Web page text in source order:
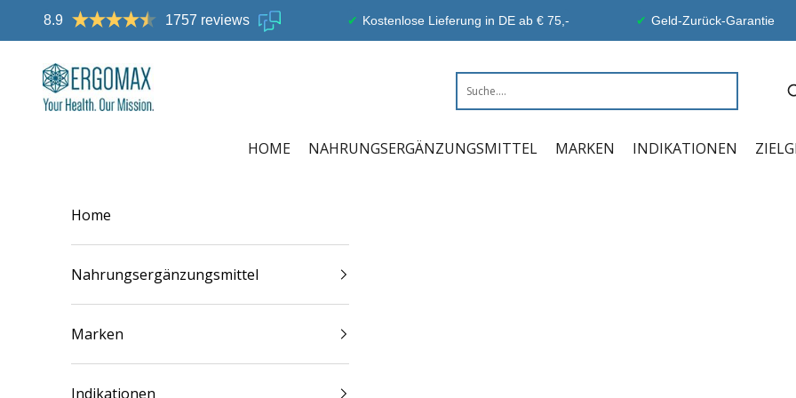
Zum Inhalt springen
8.9 1757 reviews Kostenlose Lieferung in DE ab € 75,- Geld-Zurück-Garantie
Ergomax
HOME NAHRUNGSERGÄNZUNGSMITTEL MARKEN INDIKATIONEN
Home
Nahrungsergänzungsmittel
Marken
Indikationen